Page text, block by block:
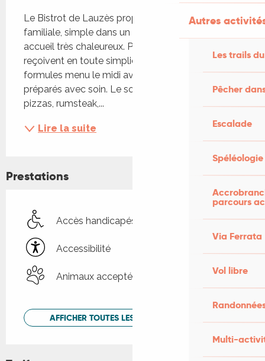
Autres
Les trails
Pêcher
Escalade
Spéléologie
parcours
Via Ferrata
Vol libre
Multi-
Le Bistrot de Lauzès propose une cuisine
familiale, simple dans un cadre convivial et un
accueil très chaleureux. Pascal et Adela vous
reçoivent en toute simplicité, et proposent des
formules menu le midi avec des produits frais et
préparés avec soin. Le soir, c'est hamburgers,
pizzas, rumsteak,...
Lire la suite
Prestations
Accès handicapés
Accessibilité
Animaux acceptés
AFFICHER TOUTES LES PRESTATIONS